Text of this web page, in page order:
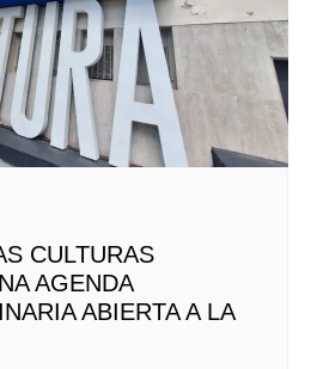
CULTURAS
AGENDA
ABIERTA A LA